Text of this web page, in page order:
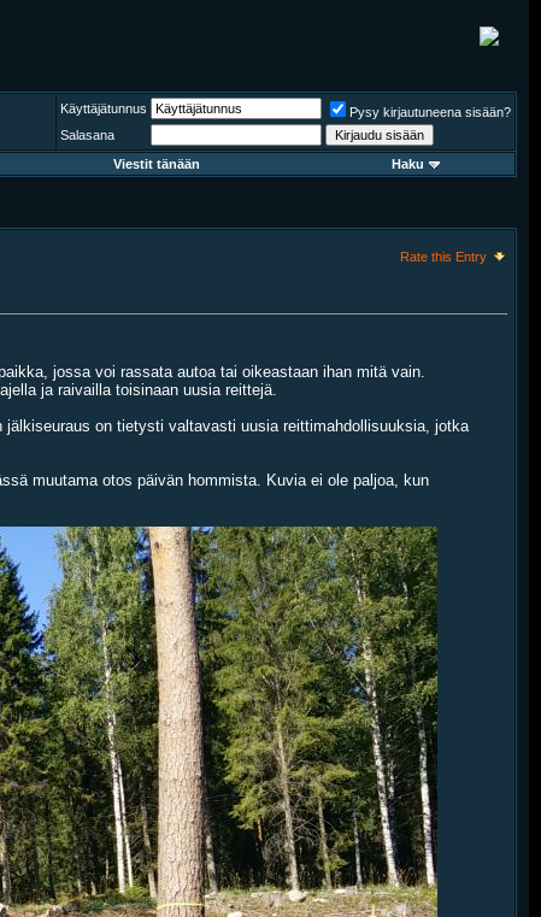
Käyttäjätunnus
Pysy kirjautuneena sisään?
Salasana
Viestit tänään Haku
Rate this Entry
jossa voi rassata autoa tai oikeastaan ihan mitä vain.
ja raivailla toisinaan uusia reittejä.
on tietysti valtavasti uusia reittimahdollisuuksia, jotka
muutama otos päivän hommista. Kuvia ei ole paljoa, kun